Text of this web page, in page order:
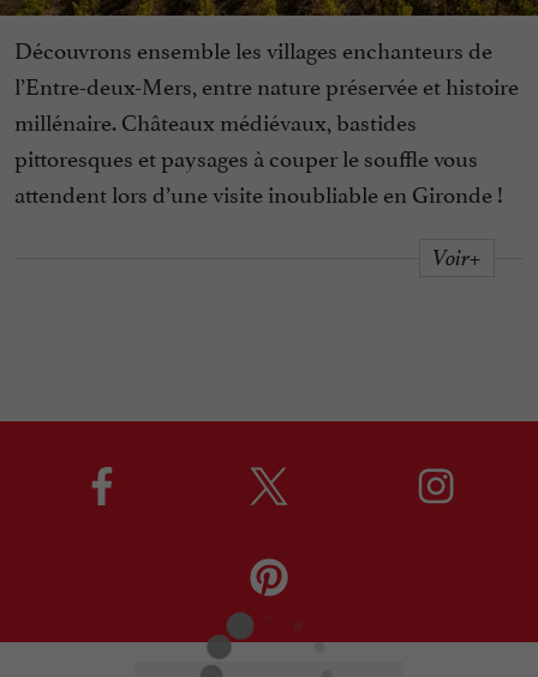
Découvrons ensemble les villages enchanteurs de
l’Entre-deux-Mers, entre nature préservée et histoire
millénaire. Châteaux médiévaux, bastides
pittoresques et paysages à couper le souffle vous
attendent lors d’une visite inoubliable en Gironde !
Voir+